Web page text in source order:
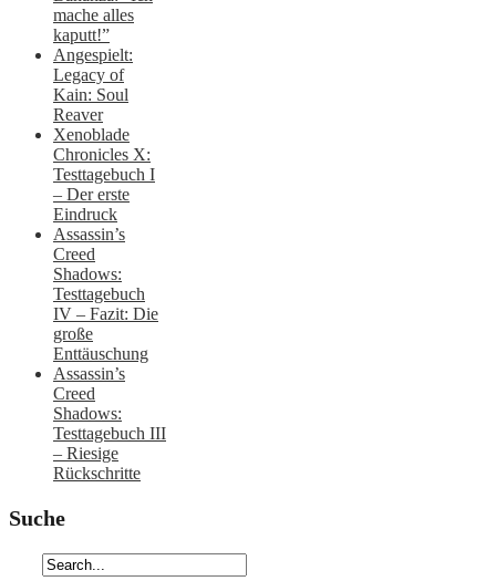
mache alles
kaputt!”
Angespielt:
Legacy of
Kain: Soul
Reaver
Xenoblade
Chronicles X:
Testtagebuch I
– Der erste
Eindruck
Assassin’s
Creed
Shadows:
Testtagebuch
IV – Fazit: Die
große
Enttäuschung
Assassin’s
Creed
Shadows:
Testtagebuch III
– Riesige
Rückschritte
Suche